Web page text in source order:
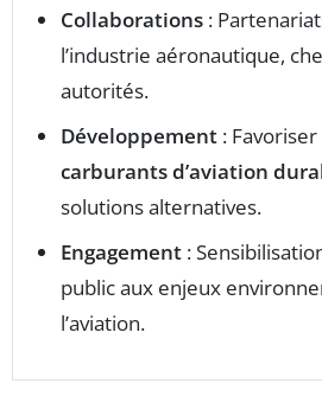
Collaborations :
l’industrie aéronautique,
autorités.
Développement : Favoriser
carburants d’aviation
solutions alternatives.
Engagement :
public aux enjeux
l’aviation.